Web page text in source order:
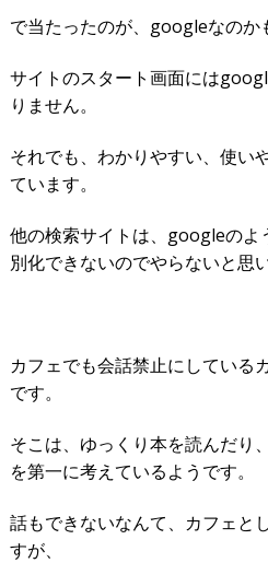
で当たったのが、googleなのか
サイトのスタート画面には
りません。
それでも、わかりやすい、使い
ています。
他の検索サイトは、googleのよ
別化できないのでやらないと思い
カフェでも会話禁止にしている
です。
そこは、ゆっくり本を読んだり
を第一に考えているようです。
話もできないなんて、カフェと
すが、